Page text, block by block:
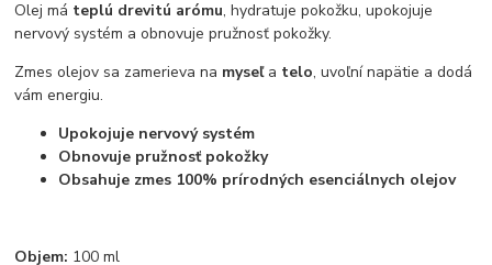
Olej má teplú drevitú arómu, hydratuje pokožku, upokojuje
nervový systém a obnovuje pružnosť pokožky.
Zmes olejov sa zamerieva na myseľa telo, uvoľní napätie a dodá
vám energiu.
Upokojuje nervový systém
Obnovuje pružnosť pokožky
Obsahuje zmes 100% prírodných esenciálnych olejov
Objem: 100 ml